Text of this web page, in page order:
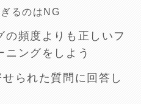
るのはNG
の頻度よりも正しいフ
ニングをしよう
られた質問に回答し